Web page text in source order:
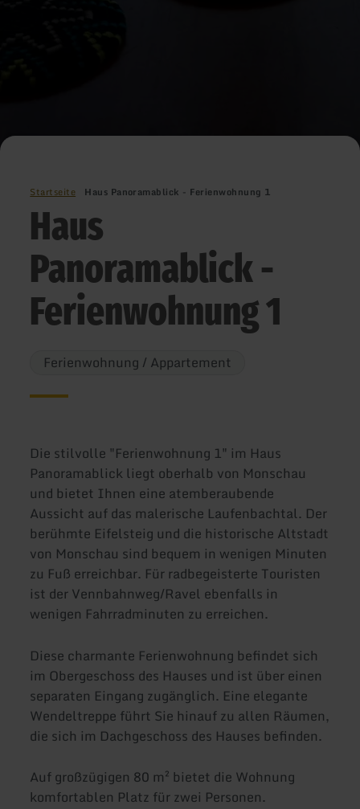
Startseite Haus Panoramablick - Ferienwohnung 1
Haus
Panoramablick -
Ferienwohnung 1
Ferienwohnung / Appartement
Die stilvolle "Ferienwohnung 1" im Haus
Panoramablick liegt oberhalb von Monschau
und bietet Ihnen eine atemberaubende
Aussicht auf das malerische Laufenbachtal. Der
berühmte Eifelsteig und die historische Altstadt
von Monschau sind bequem in wenigen Minuten
zu Fuß erreichbar. Für radbegeisterte Touristen
ist der Vennbahnweg/Ravel ebenfalls in
wenigen Fahrradminuten zu erreichen.
Diese charmante Ferienwohnung befindet sich
im Obergeschoss des Hauses und ist über einen
separaten Eingang zugänglich. Eine elegante
Wendeltreppe führt Sie hinauf zu allen Räumen,
die sich im Dachgeschoss des Hauses befinden.
Auf großzügigen 80 m² bietet die Wohnung
komfortablen Platz für zwei Personen.